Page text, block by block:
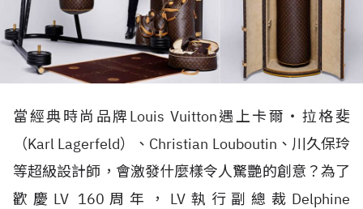
當經典時尚品牌Louis Vuitton遇上卡爾‧拉格斐
（Karl Lagerfeld）、Christian Louboutin、川久保玲
等超級設計師，會激發什麼樣令人驚艷的創意？為了
歡慶LV 160周年，LV執行副總裁Delphine